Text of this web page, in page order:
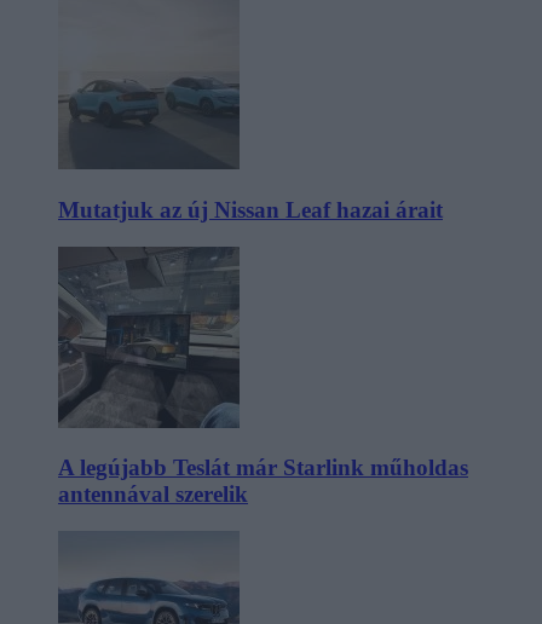
Mutatjuk az új Nissan Leaf hazai árait
A legújabb Teslát már Starlink műholdas
antennával szerelik